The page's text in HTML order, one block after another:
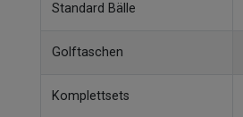
Standard Bälle
Golftaschen
Komplettsets